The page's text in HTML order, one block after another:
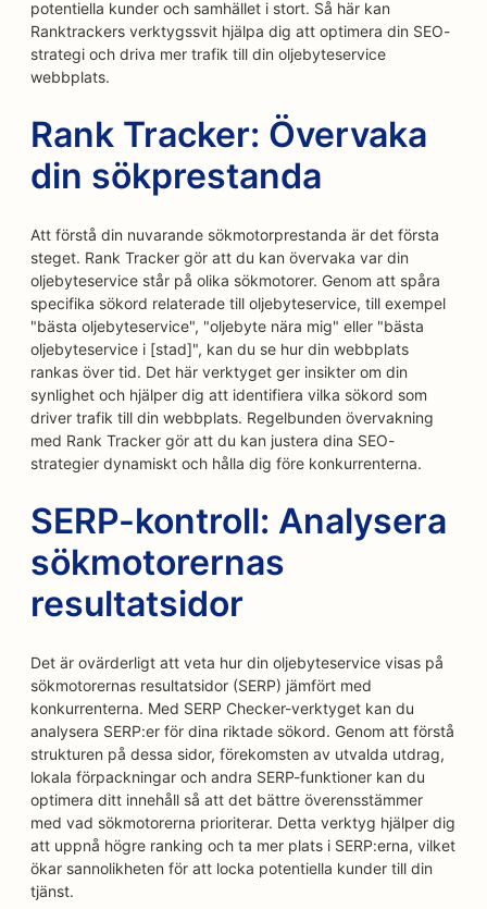
potentiella kunder och samhället i stort. Så här kan
Ranktrackers verktygssvit hjälpa dig att optimera din SEO-
strategi och driva mer trafik till din oljebyteservice
webbplats.
Rank Tracker: Övervaka
din sökprestanda
Att förstå din nuvarande sökmotorprestanda är det första
steget. Rank Tracker gör att du kan övervaka var din
oljebyteservice står på olika sökmotorer. Genom att spåra
specifika sökord relaterade till oljebyteservice, till exempel
"bästa oljebyteservice", "oljebyte nära mig" eller "bästa
oljebyteservice i [stad]", kan du se hur din webbplats
rankas över tid. Det här verktyget ger insikter om din
synlighet och hjälper dig att identifiera vilka sökord som
driver trafik till din webbplats. Regelbunden övervakning
med Rank Tracker gör att du kan justera dina SEO-
strategier dynamiskt och hålla dig före konkurrenterna.
SERP-kontroll: Analysera
sökmotorernas
resultatsidor
Det är ovärderligt att veta hur din oljebyteservice visas på
sökmotorernas resultatsidor (SERP) jämfört med
konkurrenterna. Med SERP Checker-verktyget kan du
analysera SERP:er för dina riktade sökord. Genom att förstå
strukturen på dessa sidor, förekomsten av utvalda utdrag,
lokala förpackningar och andra SERP-funktioner kan du
optimera ditt innehåll så att det bättre överensstämmer
med vad sökmotorerna prioriterar. Detta verktyg hjälper dig
att uppnå högre ranking och ta mer plats i SERP:erna, vilket
ökar sannolikheten för att locka potentiella kunder till din
tjänst.